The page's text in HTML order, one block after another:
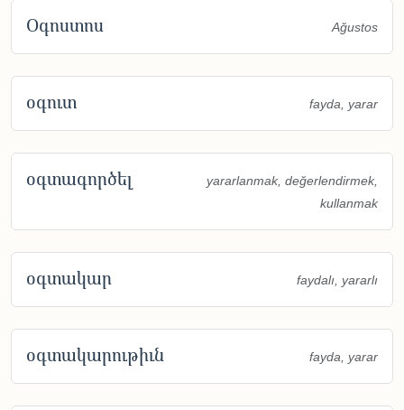
Օգոստոս Ağustos
օգուտ fayda, yarar
օգտագործել
yararlanmak, değerlendirmek,
kullanmak
օգտակար faydalı, yararlı
օգտակարութիւն fayda, yarar